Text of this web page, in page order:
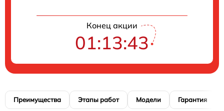
Конец акции
01:13:42
Преимущества Этапы работ Модели Гарантия